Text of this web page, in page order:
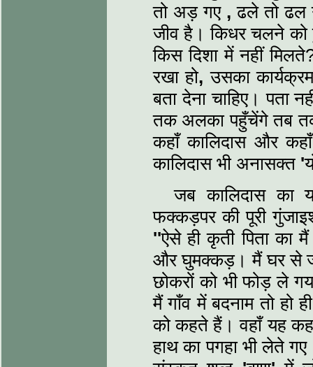
तो अड़ गए , ढले तो ढल
जीव है। किधर चलने को
किस दिशा में नहीं
रखा हो, उसका
बता देना चाहिए।
तक अलका पहुँचेंगे तब तक
कहाँ का‍लिदास और
कालिदास भी अनासक्‍त '
जब कालिदास का
फक्कड़पर की पूरी
''ऐसे ही कृती पिता का
और घुमक्कड़। मैं घर से
छोकरों को भी फोड़ ले
मैं गाँव में बदनाम तो हो
को कहते हैं। वहाँ यह
हाथ का पगहा भी लेते